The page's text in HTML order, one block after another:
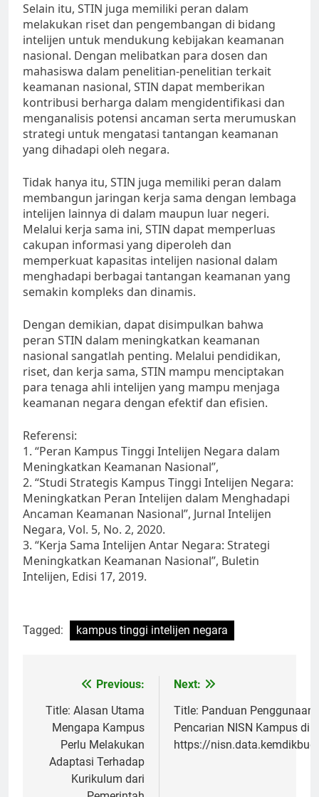
Selain itu, STIN juga memiliki peran dalam
melakukan riset dan pengembangan di bidang
intelijen untuk mendukung kebijakan keamanan
nasional. Dengan melibatkan para dosen dan
mahasiswa dalam penelitian-penelitian terkait
keamanan nasional, STIN dapat memberikan
kontribusi berharga dalam mengidentifikasi dan
menganalisis potensi ancaman serta merumuskan
strategi untuk mengatasi tantangan keamanan
yang dihadapi oleh negara.
Tidak hanya itu, STIN juga memiliki peran dalam
membangun jaringan kerja sama dengan lembaga
intelijen lainnya di dalam maupun luar negeri.
Melalui kerja sama ini, STIN dapat memperluas
cakupan informasi yang diperoleh dan
memperkuat kapasitas intelijen nasional dalam
menghadapi berbagai tantangan keamanan yang
semakin kompleks dan dinamis.
Dengan demikian, dapat disimpulkan bahwa
peran STIN dalam meningkatkan keamanan
nasional sangatlah penting. Melalui pendidikan,
riset, dan kerja sama, STIN mampu menciptakan
para tenaga ahli intelijen yang mampu menjaga
keamanan negara dengan efektif dan efisien.
Referensi:
1. “Peran Kampus Tinggi Intelijen Negara dalam
Meningkatkan Keamanan Nasional”,
2. “Studi Strategis Kampus Tinggi Intelijen Negara:
Meningkatkan Peran Intelijen dalam Menghadapi
Ancaman Keamanan Nasional”, Jurnal Intelijen
Negara, Vol. 5, No. 2, 2020.
3. “Kerja Sama Intelijen Antar Negara: Strategi
Meningkatkan Keamanan Nasional”, Buletin
Intelijen, Edisi 17, 2019.
Tagged: kampus tinggi intelijen negara
navigation
Previous:
Title: Alasan Utama
Mengapa Kampus
Perlu Melakukan
Adaptasi Terhadap
Kurikulum dari
Next:
Title: Panduan Penggunaan
Pencarian NISN Kampus di
https://